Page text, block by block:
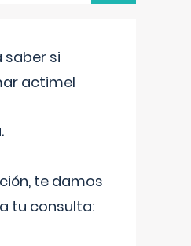
saber si
actimel
te damos
tu consulta: